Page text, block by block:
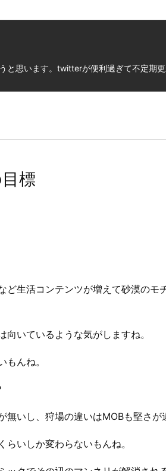
と思います。twitterが便利過ぎて不定期更
標
ど生活コンテンツが増えて砂漠のモ
いているような気がしますね。
んね。
いし、狩場の違いはMOBも堅さが
いしか変わらないもんね。